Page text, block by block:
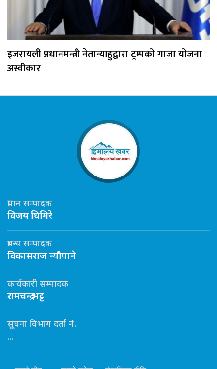
इजरायली प्रधानमन्त्री नेतान्याहुद्वारा ट्रम्पको गाजा योजना
अस्वीकार
प्रधान सम्पादक
विजय घिमिरे
प्रबन्ध सम्पादक
विकासराज न्यौपाने
कार्यकारी सम्पादक
रामचन्द्र भट्ट
सूचना विभाग दर्ता नं.
...